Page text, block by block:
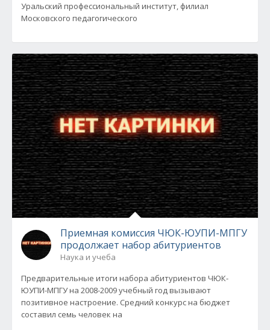
Уральский профессиональный институт, филиал
Московского педагогического
Приемная комиссия ЧЮК-ЮУПИ-МПГУ
продолжает набор абитуриентов
Наука и учеба
Предварительные итоги набора абитуриентов ЧЮК-
ЮУПИ-МПГУ на 2008-2009 учебный год вызывают
позитивное настроение. Средний конкурс на бюджет
составил семь человек на